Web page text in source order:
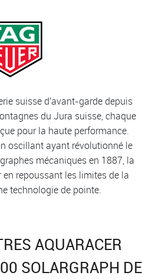
suisse d'avant-garde depuis
du Jura suisse, chaque
pour la haute performance.
oscillant ayant révolutionné le
mécaniques en 1887, la
repoussant les limites de la
technologie de pointe.
AQUARACER
SOLARGRAPH DE